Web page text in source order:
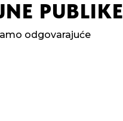
PUBLIKE
odgovarajuće